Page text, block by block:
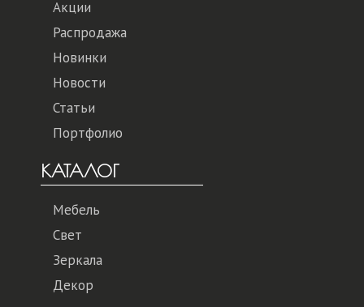
Акции
Распродажа
Новинки
Новости
Статьи
Портфолио
КАТАЛОГ
Мебель
Свет
Зеркала
Декор